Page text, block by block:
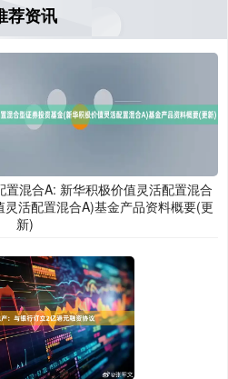
荐资讯
混合A: 新华积极价值灵活配置混合
活配置混合A)基金产品资料概要(更
新)